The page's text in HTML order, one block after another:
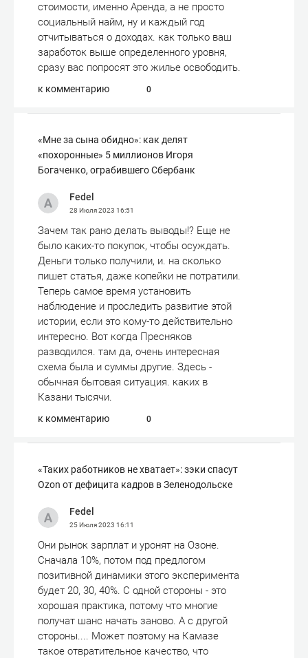
стоимости, именно Аренда, а не просто
социальный найм, ну и каждый год
отчитываться о доходах. как только ваш
заработок выше определенного уровня,
сразу вас попросят это жилье освободить.
к комментарию 0
«Мне за сына обидно»: как делят
«похоронные» 5 миллионов Игоря
Богаченко, ограбившего Сбербанк
Fedel
28 Июля 2023 16:51
Зачем так рано делать выводы!? Еще не
было каких-то покупок, чтобы осуждать.
Деньги только получили, и. на сколько
пишет статья, даже копейки не потратили.
Теперь самое время установить
наблюдение и проследить развитие этой
истории, если это кому-то действительно
интересно. Вот когда Пресняков
разводился. там да, очень интересная
схема была и суммы другие. Здесь -
обычная бытовая ситуация. каких в
Казани тысячи.
к комментарию 0
«Таких работников не хватает»: зэки спасут
Ozon от дефицита кадров в Зеленодольске
Fedel
25 Июля 2023 16:11
Они рынок зарплат и уронят на Озоне.
Сначала 10%, потом под предлогом
позитивной динамики этого эксперимента
будет 20, 30, 40%. С одной стороны - это
хорошая практика, потому что многие
получат шанс начать заново. А с другой
стороны.... Может поэтому на Камазе
такое отвратительное качество, что